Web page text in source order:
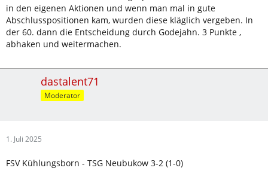
in den eigenen Aktionen und wenn man mal in gute
Abschlusspositionen kam, wurden diese kläglich vergeben. In
der 60. dann die Entscheidung durch Godejahn. 3 Punkte ,
abhaken und weitermachen.
dastalent71
Moderator
1. Juli 2025
FSV Kühlungsborn - TSG Neubukow 3-2 (1-0)